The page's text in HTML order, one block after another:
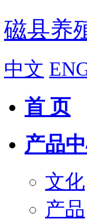
磁县养
中文
首 页
产品
文化
产品